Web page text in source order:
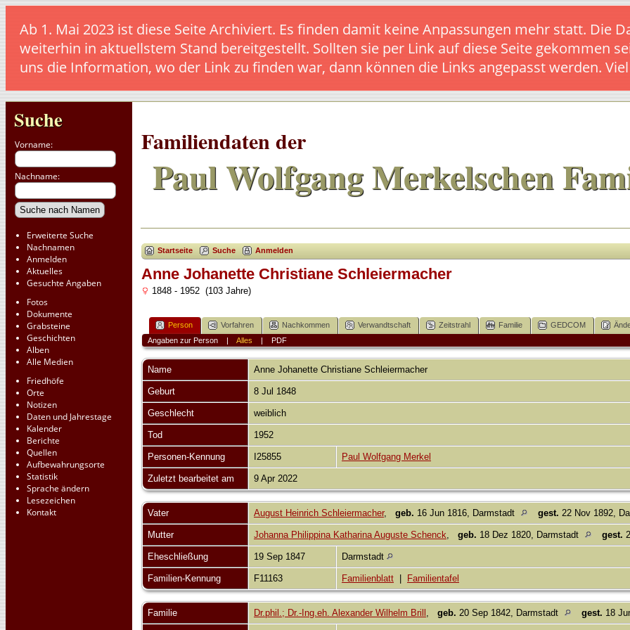
Ab 1. Mai 2023 ist diese Seite Archiviert. Es finden damit keine Anpassungen mehr statt. Die
weiterhin in aktuellstem Stand bereitgestellt. Sollten sie per Link auf diese Seite gekommen
uns die Information, wo der Link zu finden war, dann können die Links angepasst werden.
Suche
Vorname:
Nachname:
Erweiterte Suche
Nachnamen
Anmelden
Aktuelles
Gesuchte Angaben
Fotos
Dokumente
Grabsteine
Geschichten
Alben
Alle Medien
Friedhöfe
Orte
Notizen
Daten und Jahrestage
Kalender
Berichte
Quellen
Aufbewahrungsorte
Statistik
Sprache ändern
Lesezeichen
Kontakt
Familiendaten der
Paul Wolfgang Merkelschen
Startseite Suche Anmelden
Anne Johanette Christiane Schleiermacher
1848 - 1952 (103 Jahre)
Person Vorfahren Nachkommen Verwandtschaft Zeitstrahl Familie GEDCOM
Angaben zur Person| Alles | PDF
Name Anne Johanette Christiane Schleiermacher
Geburt 8 Jul 1848
Geschlecht weiblich
Tod 1952
Personen-Kennung I25855 Paul Wolfgang Merkel
Zuletzt bearbeitet am 9 Apr 2022
Vater August Heinrich Schleiermacher, geb. 16 Jun 1816, Darmstadt gest. 22 Nov 1892,
Mutter Johanna Philippina Katharina Auguste Schenck, geb. 18 Dez 1820, Darmstadt gest.
Eheschließung 19 Sep 1847 Darmstadt
Familien-Kennung F11163 Familienblatt Familientafel
Familie Dr.phil.; Dr.-Ing.eh. Alexander Wilhelm Brill , geb. 20 Sep 1842, Darmstadt gest. 18